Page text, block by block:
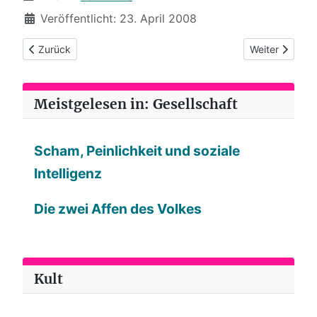
Veröffentlicht: 23. April 2008
Vorheriger Beitrag: Bannkreis (17): ...ins Nichts mit ihm?
Zurück Nächster
Weiter
Meistgelesen in: Gesellschaft
Scham, Peinlichkeit und soziale
Intelligenz
Die zwei Affen des Volkes
Kult